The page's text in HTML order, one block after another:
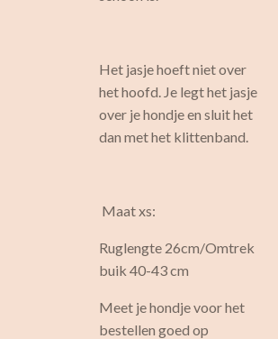
Het jasje hoeft niet over
het hoofd. Je legt het jasje
over je hondje en sluit het
dan met het klittenband.
Maat xs:
Ruglengte 26cm/Omtrek
buik 40-43 cm
Meet je hondje voor het
bestellen goed op